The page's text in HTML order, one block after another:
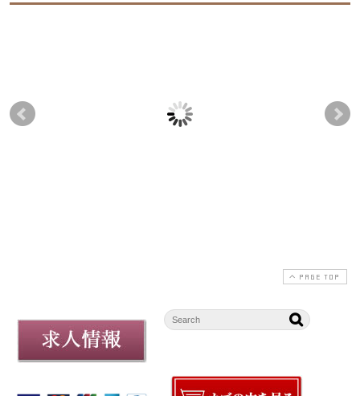
【秋期限定】「ごます
【8月8日は白玉の
【
PAGE TOP